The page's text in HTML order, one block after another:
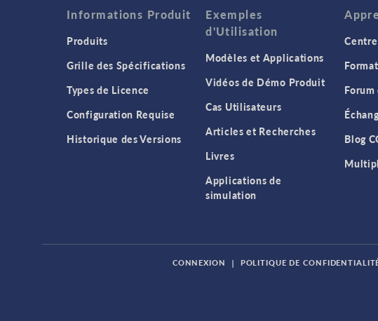
Informations Produit
Produits
Grille des Spécifications
Types de Licence
Configuration Requise
Historique des Versions
Exemples
d'Utilisation
Modèles et Applications
Vidéos de Démo Produit
Cas Utilisateurs
Articles et Recherches
Livres
Applications de
simulation
Blog
CONNEXION | POLITIQUE DE